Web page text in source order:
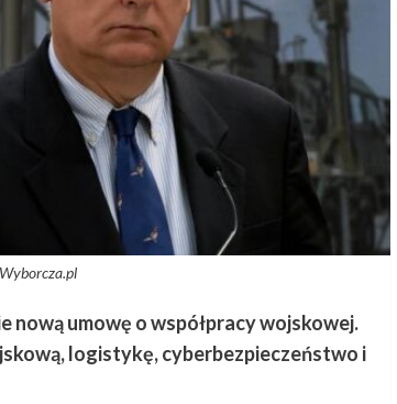
nową umowę o współpracy wojskowej.
logistykę, cyberbezpieczeństwo i